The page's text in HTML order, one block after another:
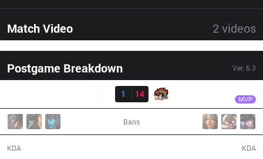
Match Video 2 videos
Postgame Breakdown Ver. 6.3
1
14 MVP
Bans
KDA KDA